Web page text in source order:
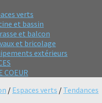
verts
et bassin
et balcon
et bricolage
extérieurs
COEUR
/ Espaces verts / Tendances